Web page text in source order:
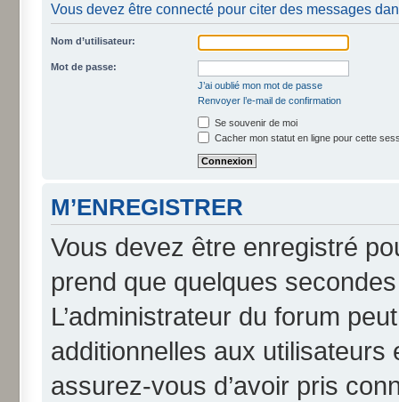
Vous devez être connecté pour citer des messages
Nom d’utilisateur:
Mot de passe:
J’ai oublié mon mot de passe
Renvoyer l’e-mail de confirmation
Se souvenir de moi
Cacher mon statut en ligne pour cette
M’ENREGISTRER
Vous devez être enregistré
prend que quelques
L’administrateur du forum
additionnelles aux
assurez-vous d’avoir pris